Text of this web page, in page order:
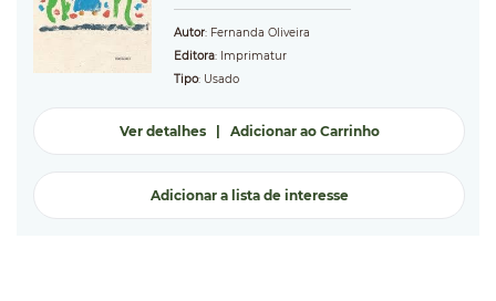
Autor: Fernanda Oliveira
Editora: Imprimatur
Tipo: Usado
Ver detalhes| Adicionar ao Carrinho
Adicionar a lista de interesse